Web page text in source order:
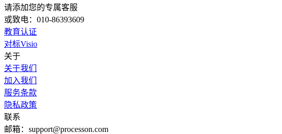
请添加您的专属客服
或致电：010-86393609
教育认证
对标Visio
关于
关于我们
加入我们
服务条款
隐私政策
联系
邮箱：support@processon.com